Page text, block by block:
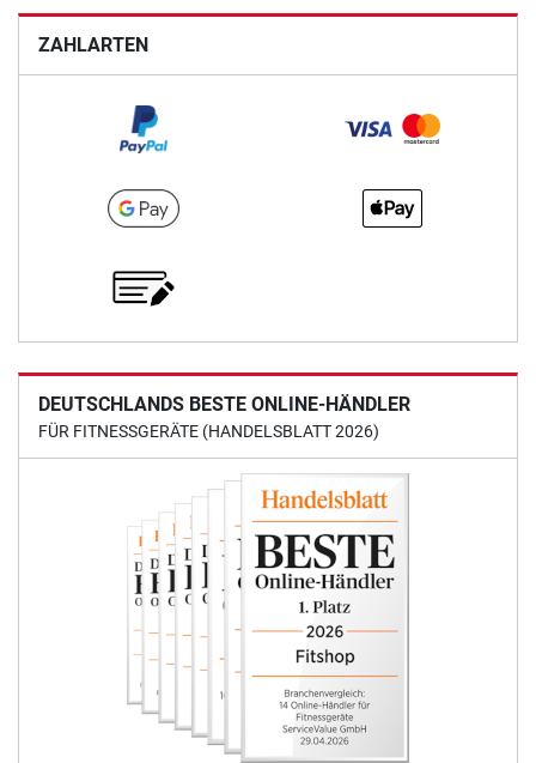
ZAHLARTEN
DEUTSCHLANDS BESTE ONLINE-HÄNDLER
FÜR FITNESSGERÄTE (HANDELSBLATT 2026)